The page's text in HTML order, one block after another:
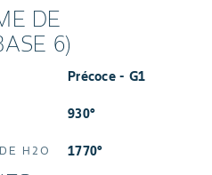
DE
6)
Précoce - G1
930°
H2O 1770°